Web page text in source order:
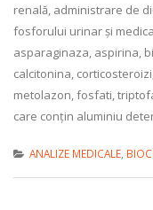
renală, administrare de
fosforului urinar și
asparaginaza, aspirina,
calcitonina,
metolazon, fosfati,
care conțin aluminiu
ANALIZE MEDICALE,